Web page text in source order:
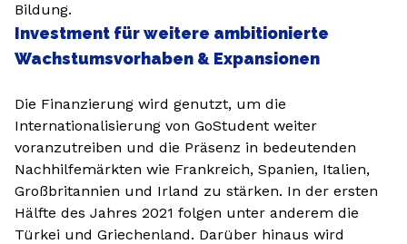
Bildung.
Investment für weitere ambitionierte
Wachstumsvorhaben & Expansionen
Die Finanzierung wird genutzt, um die
Internationalisierung von GoStudent weiter
voranzutreiben und die Präsenz in bedeutenden
Nachhilfemärkten wie Frankreich, Spanien, Italien,
Großbritannien und Irland zu stärken. In der ersten
Hälfte des Jahres 2021 folgen unter anderem die
Türkei und Griechenland. Darüber hinaus wird